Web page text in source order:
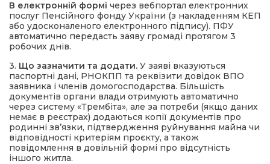
В електронній формі через вебпортал електронних
послуг Пенсійного фонду України (з накладенням КЕП
або удосконаленого електронного підпису). ПФУ
автоматично передасть заяву громаді протягом 3
робочих днів.
3. Що зазначити та додати. У заяві вказуються
паспортні дані, РНОКПП та реквізити довідок ВПО
заявника і членів домогосподарства. Більшість
документів органи влади отримують автоматично
через систему «Трембіта», але за потреби (якщо даних
немає в реєстрах) додаються копії документів про
родинні зв’язки, підтвердження руйнування майна чи
відповідності критеріям проєкту, а також
повідомлення в довільній формі про відсутність
іншого житла.